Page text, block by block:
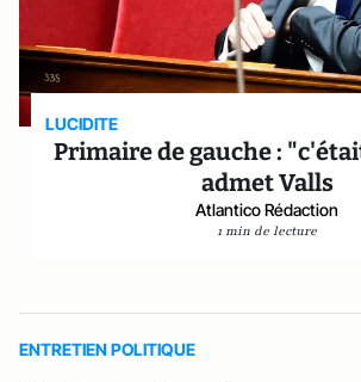
LUCIDITE
Primaire de gauche :
admet Valls
Atlantico Rédaction
1 min de lecture
ENTRETIEN POLITIQUE